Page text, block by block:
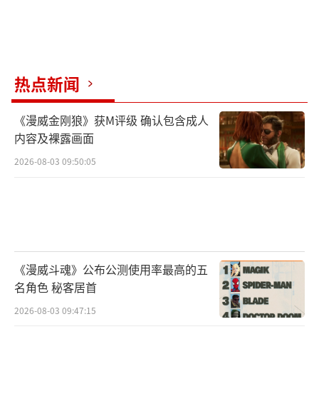
热点新闻
《漫威金刚狼》获M评级 确认包含成人
内容及裸露画面
2026-08-03 09:50:05
《漫威斗魂》公布公测使用率最高的五
名角色 秘客居首
2026-08-03 09:47:15